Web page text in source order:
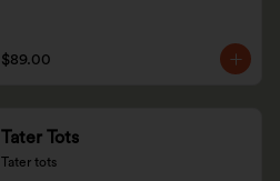
$89.00
Tater Tots
Tater tots